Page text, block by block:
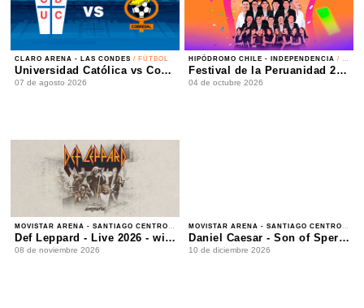
CLARO ARENA - LAS CONDES / FÚTBOL
07 de agosto 2026
HIPÓDROMO CHILE - INDEPENDENCIA/ FESTIVAL
Festival de la Peruanidad 2026
04 de octubre 2026
MOVISTAR ARENA - SANTIAGO CENTRO
08 de noviembre 2026 10 de diciembre 2026